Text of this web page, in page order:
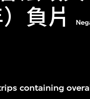
負片
containing